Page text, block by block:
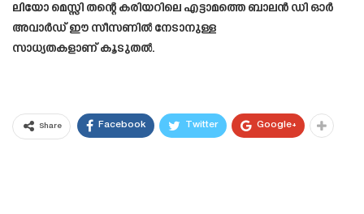
ലിയോ മെസ്സി തന്റെ കരിയറിലെ എട്ടാമത്തെ ബാലൻ ഡി ഓർ
അവാർഡ് ഈ സീസണിൽ നേടാനുള്ള
സാധ്യതകളാണ് കൂടുതൽ.
Share Facebook Twitter Google+